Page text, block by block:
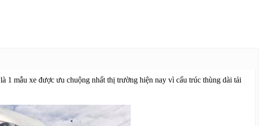
là 1 mẫu xe được ưu chuộng nhất thị trường hiện nay vì cấu trúc thùng dài tải